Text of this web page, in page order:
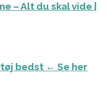
– Alt du skal vide |
bedst ← Se her